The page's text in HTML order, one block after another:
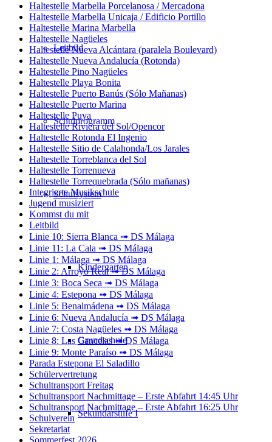
Leitbild
Schulprogramm
Schulsystem
Kindergarten
Grundschule
Sekundarstufe I
Haltestelle Marbella Porcelanosa / Mercadona
Haltestelle Marbella Unicaja / Edificio Portillo
Haltestelle Marina Marbella
Haltestelle Nagüeles
Haltestelle Nueva Alcántara (paralela Boulevard)
Haltestelle Nueva Andalucía (Rotonda)
Haltestelle Pino Nagüeles
Haltestelle Playa Bonita
Haltestelle Puerto Banús (Sólo Mañanas)
Haltestelle Puerto Marina
Haltestelle Puya
Haltestelle Riviera del Sol/Opencor
Haltestelle Rotonda El Ingenio
Haltestelle Sitio de Calahonda/Los Jarales
Haltestelle Torreblanca del Sol
Haltestelle Torrenueva
Haltestelle Torrequebrada (Sólo mañanas)
Integrierte Musikschule
Jugend musiziert
Kommst du mit
Leitbild
Linie 10: Sierra Blanca ➟ DS Málaga
Linie 11: La Cala ➟ DS Málaga
Linie 1: Málaga ➟ DS Málaga
Linie 2: Arroyo Real ➟ DS Málaga
Linie 3: Boca Seca ➟ DS Málaga
Linie 4: Estepona ➟ DS Málaga
Linie 5: Benalmádena ➟ DS Málaga
Linie 6: Nueva Andalucía ➟ DS Málaga
Linie 7: Costa Nagüeles ➟ DS Málaga
Linie 8: Las Cancelas ➟ DS Málaga
Linie 9: Monte Paraíso ➟ DS Málaga
Parada Estepona El Saladillo
Schülervertretung
Schultransport Freitag
Schultransport Nachmittage – Erste Abfahrt 14:45 Uhr
Schultransport Nachmittage – Erste Abfahrt 16:25 Uhr
Schulverein
Sekretariat